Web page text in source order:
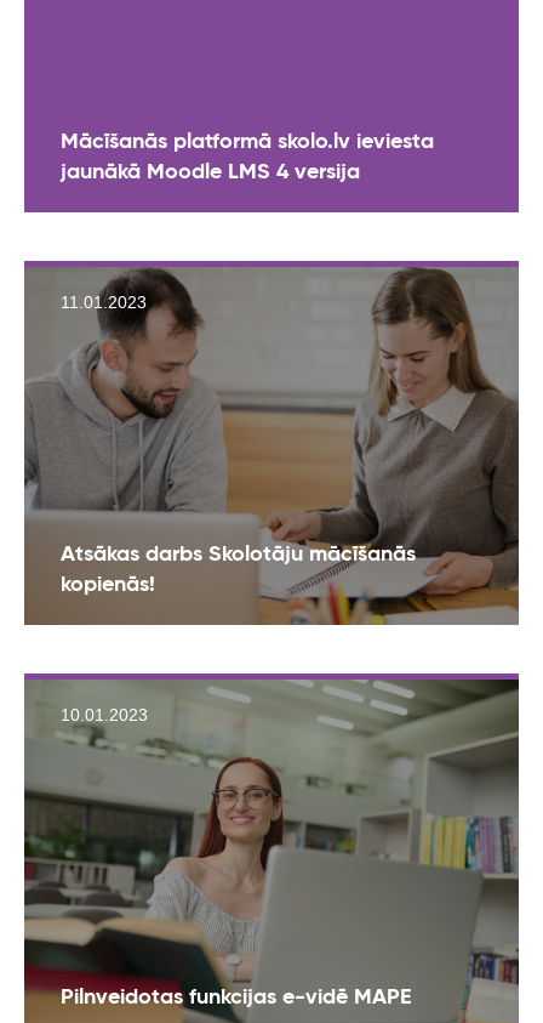
Mācīšanās platformā skolo.lv ieviesta
jaunākā Moodle LMS 4 versija
11.01.2023
Atsākas darbs Skolotāju mācīšanās
kopienās!
10.01.2023
Pilnveidotas funkcijas e-vidē MAPE